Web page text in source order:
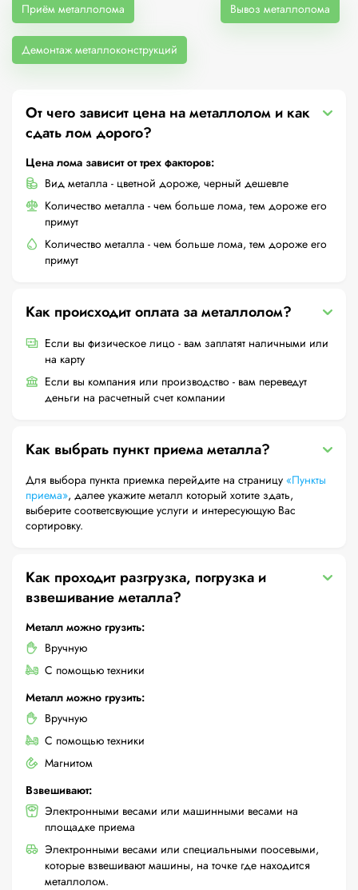
Приём металлолома Вывоз металлолома
Демонтаж металлоконструкций
От чего зависит цена на металлолом и как
сдать лом дорого?
Цена лома зависит от трех факторов:
Вид металла - цветной дороже, черный дешевле
Количество металла - чем больше лома, тем дороже его
примут
Количество металла - чем больше лома, тем дороже его
примут
Как происходит оплата за металлолом?
Если вы физическое лицо - вам заплатят наличными или
на карту
Если вы компания или производство - вам переведут
деньги на расчетный счет компании
Как выбрать пункт приема металла?
Для выбора пункта приемка перейдите на страницу «Пункты
приема», далее укажите металл который хотите здать,
выберите соответсвующие услуги и интересующую Вас
сортировку.
Как проходит разгрузка, погрузка и
взвешивание металла?
Металл можно грузить:
Вручную
С помощью техники
Металл можно грузить:
Вручную
С помощью техники
Магнитом
Взвешивают:
Электронными весами или машинными весами на
площадке приема
Электронными весами или специальными поосевыми,
которые взвешивают машины, на точке где находится
металлолом.